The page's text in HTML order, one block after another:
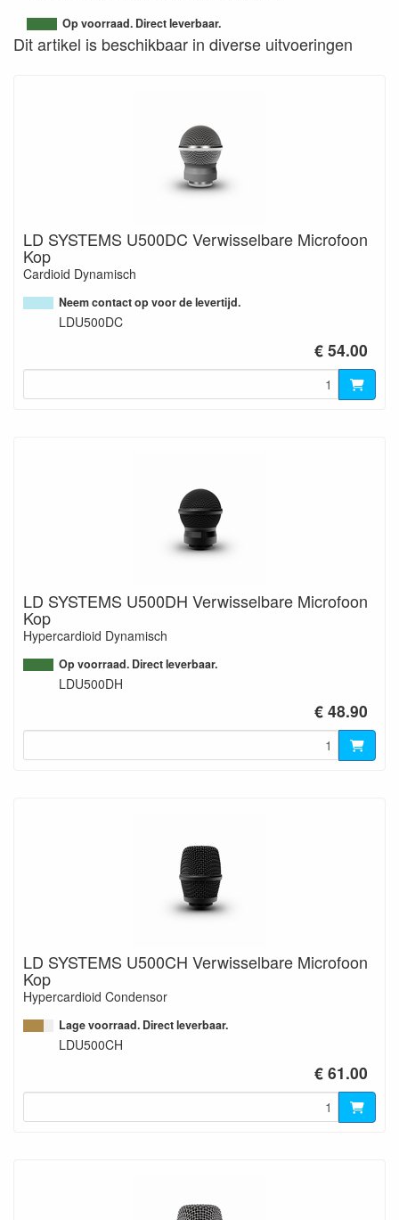
Op voorraad. Direct leverbaar.
Dit artikel is beschikbaar in diverse uitvoeringen
LD SYSTEMS U500DC Verwisselbare Microfoon
Kop
Cardioid Dynamisch
Neem contact op voor de levertijd.
LDU500DC
€ 54.00
LD SYSTEMS U500DH Verwisselbare Microfoon
Kop
Hypercardioid Dynamisch
Op voorraad. Direct leverbaar.
LDU500DH
€ 48.90
LD SYSTEMS U500CH Verwisselbare Microfoon
Kop
Hypercardioid Condensor
Lage voorraad. Direct leverbaar.
LDU500CH
€ 61.00